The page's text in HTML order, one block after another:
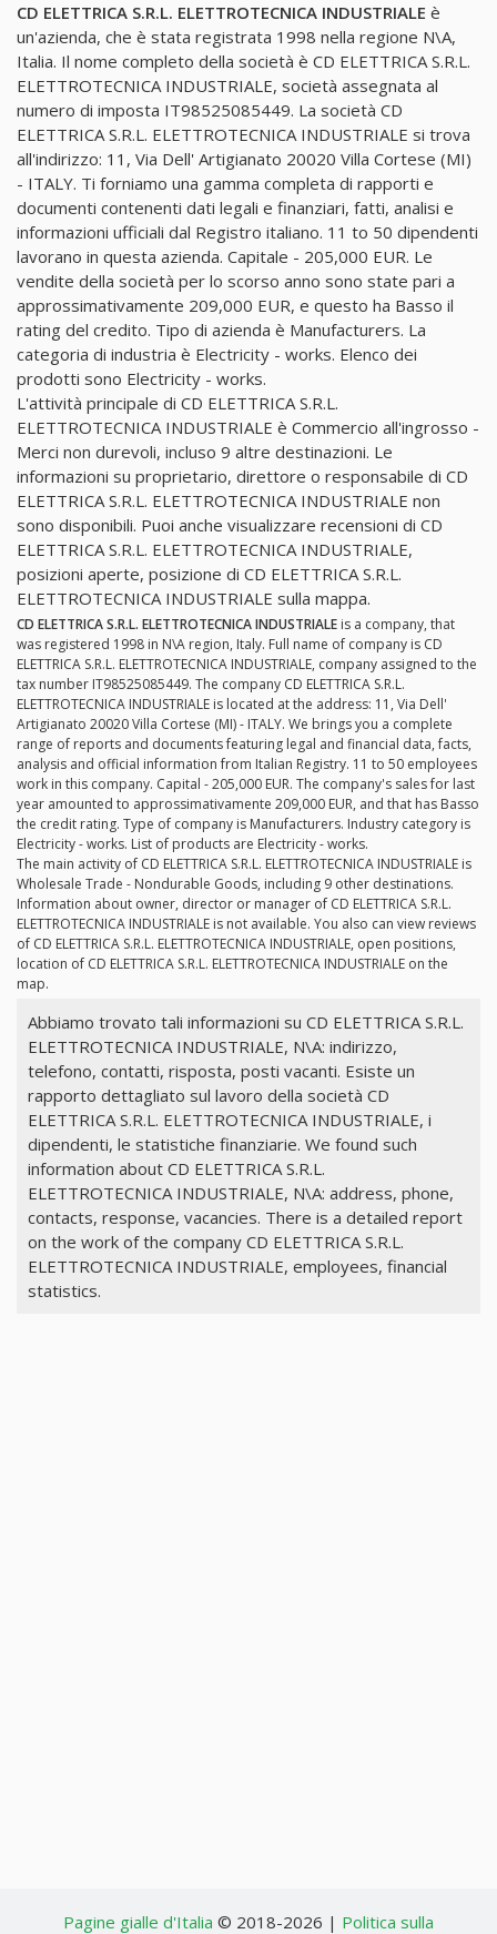
CD ELETTRICA S.R.L. ELETTROTECNICA INDUSTRIALE è
un'azienda, che è stata registrata 1998 nella regione N\A,
Italia. Il nome completo della società è CD ELETTRICA S.R.L.
ELETTROTECNICA INDUSTRIALE, società assegnata al
numero di imposta IT98525085449. La società CD
ELETTRICA S.R.L. ELETTROTECNICA INDUSTRIALE si trova
all'indirizzo: 11, Via Dell' Artigianato 20020 Villa Cortese (MI)
- ITALY. Ti forniamo una gamma completa di rapporti e
documenti contenenti dati legali e finanziari, fatti, analisi e
informazioni ufficiali dal Registro italiano. 11 to 50 dipendenti
lavorano in questa azienda. Capitale - 205,000 EUR. Le
vendite della società per lo scorso anno sono state pari a
approssimativamente 209,000 EUR, e questo ha Basso il
rating del credito. Tipo di azienda è Manufacturers. La
categoria di industria è Electricity - works. Elenco dei
prodotti sono Electricity - works.
L'attività principale di CD ELETTRICA S.R.L.
ELETTROTECNICA INDUSTRIALE è Commercio all'ingrosso -
Merci non durevoli, incluso 9 altre destinazioni. Le
informazioni su proprietario, direttore o responsabile di CD
ELETTRICA S.R.L. ELETTROTECNICA INDUSTRIALE non
sono disponibili. Puoi anche visualizzare recensioni di CD
ELETTRICA S.R.L. ELETTROTECNICA INDUSTRIALE,
posizioni aperte, posizione di CD ELETTRICA S.R.L.
ELETTROTECNICA INDUSTRIALE sulla mappa.
CD ELETTRICA S.R.L. ELETTROTECNICA INDUSTRIALE is a company, that
was registered 1998 in N\A region, Italy. Full name of company is CD
ELETTRICA S.R.L. ELETTROTECNICA INDUSTRIALE, company assigned to the
tax number IT98525085449. The company CD ELETTRICA S.R.L.
ELETTROTECNICA INDUSTRIALE is located at the address: 11, Via Dell'
Artigianato 20020 Villa Cortese (MI) - ITALY. We brings you a complete
range of reports and documents featuring legal and financial data, facts,
analysis and official information from Italian Registry. 11 to 50 employees
work in this company. Capital - 205,000 EUR. The company's sales for last
year amounted to approssimativamente 209,000 EUR, and that has Basso
the credit rating. Type of company is Manufacturers. Industry category is
Electricity - works. List of products are Electricity - works.
The main activity of CD ELETTRICA S.R.L. ELETTROTECNICA INDUSTRIALE is
Wholesale Trade - Nondurable Goods, including 9 other destinations.
Information about owner, director or manager of CD ELETTRICA S.R.L.
ELETTROTECNICA INDUSTRIALE is not available. You also can view reviews
of CD ELETTRICA S.R.L. ELETTROTECNICA INDUSTRIALE, open positions,
location of CD ELETTRICA S.R.L. ELETTROTECNICA INDUSTRIALE on the
map.
Abbiamo trovato tali informazioni su CD ELETTRICA S.R.L.
ELETTROTECNICA INDUSTRIALE, N\A: indirizzo,
telefono, contatti, risposta, posti vacanti. Esiste un
rapporto dettagliato sul lavoro della società CD
ELETTRICA S.R.L. ELETTROTECNICA INDUSTRIALE, i
dipendenti, le statistiche finanziarie. We found such
information about CD ELETTRICA S.R.L.
ELETTROTECNICA INDUSTRIALE, N\A: address, phone,
contacts, response, vacancies. There is a detailed report
on the work of the company CD ELETTRICA S.R.L.
ELETTROTECNICA INDUSTRIALE, employees, financial
statistics.
Pagine gialle d'Italia © 2018-2026 | Politica sulla